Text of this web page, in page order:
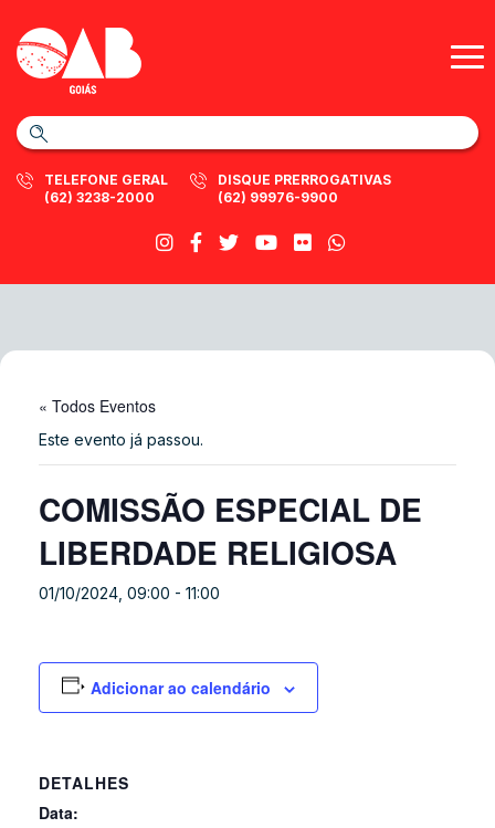
TELEFONE GERAL
(62) 3238-2000
DISQUE PRERROGATIVAS
(62) 99976-9900
« Todos Eventos
Este evento já passou.
COMISSÃO ESPECIAL DE
LIBERDADE RELIGIOSA
01/10/2024, 09:00 - 11:00
Adicionar ao calendário
DETALHES
Data: